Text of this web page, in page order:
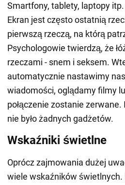
Smartfony, tablety, laptopy
Ekran jest często ostatnią
pierwszą rzeczą, na którą
Psychologowie twierdzą, że
rzeczami - snem i seksem.
automatycznie nastawimy
wiadomości, oglądamy filmy
połączenie zostanie
nie było żadnych gadżetów.
Wskaźniki świetlne
Oprócz zajmowania dużej
wiele wskaźników